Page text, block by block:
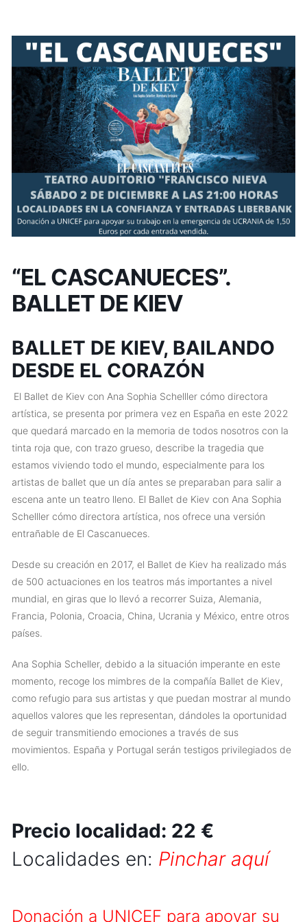
“EL CASCANUECES”.
BALLET DE KIEV
BALLET DE KIEV, BAILANDO
DESDE EL CORAZÓN
El Ballet de Kiev con Ana Sophia Schelller cómo directora
artística, se presenta por primera vez en España en este 2022
que quedará marcado en la memoria de todos nosotros con la
tinta roja que, con trazo grueso, describe la tragedia que
estamos viviendo todo el mundo, especialmente para los
artistas de ballet que un día antes se preparaban para salir a
escena ante un teatro lleno. El Ballet de Kiev con Ana Sophia
Schelller cómo directora artística, nos ofrece una versión
entrañable de El Cascanueces.
Desde su creación en 2017, el Ballet de Kiev ha realizado más
de 500 actuaciones en los teatros más importantes a nivel
mundial, en giras que lo llevó a recorrer Suiza, Alemania,
Francia, Polonia, Croacia, China, Ucrania y México, entre otros
países.
Ana Sophia Scheller, debido a la situación imperante en este
momento, recoge los mimbres de la compañía Ballet de Kiev,
como refugio para sus artistas y que puedan mostrar al mundo
aquellos valores que les representan, dándoles la oportunidad
de seguir transmitiendo emociones a través de sus
movimientos. España y Portugal serán testigos privilegiados de
ello.
Precio localidad: 22 €
Localidades en: Pinchar aquí
Donación a UNICEF para apoyar su